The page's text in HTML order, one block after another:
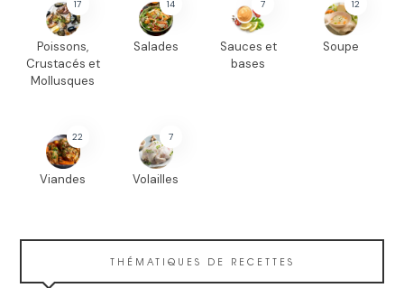
17
Poissons,
Crustacés et
Mollusques
14
Salades
7
Sauces et
bases
12
Soupe
22
Viandes
7
Volailles
THÉMATIQUES DE RECETTES